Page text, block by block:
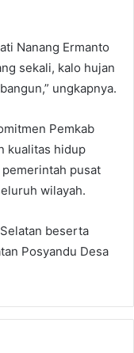
Nanang Ermanto
sekali, kalo hujan
ungkapnya.
Pemkab
kualitas hidup
pusat
wilayah.
beserta
Posyandu Desa